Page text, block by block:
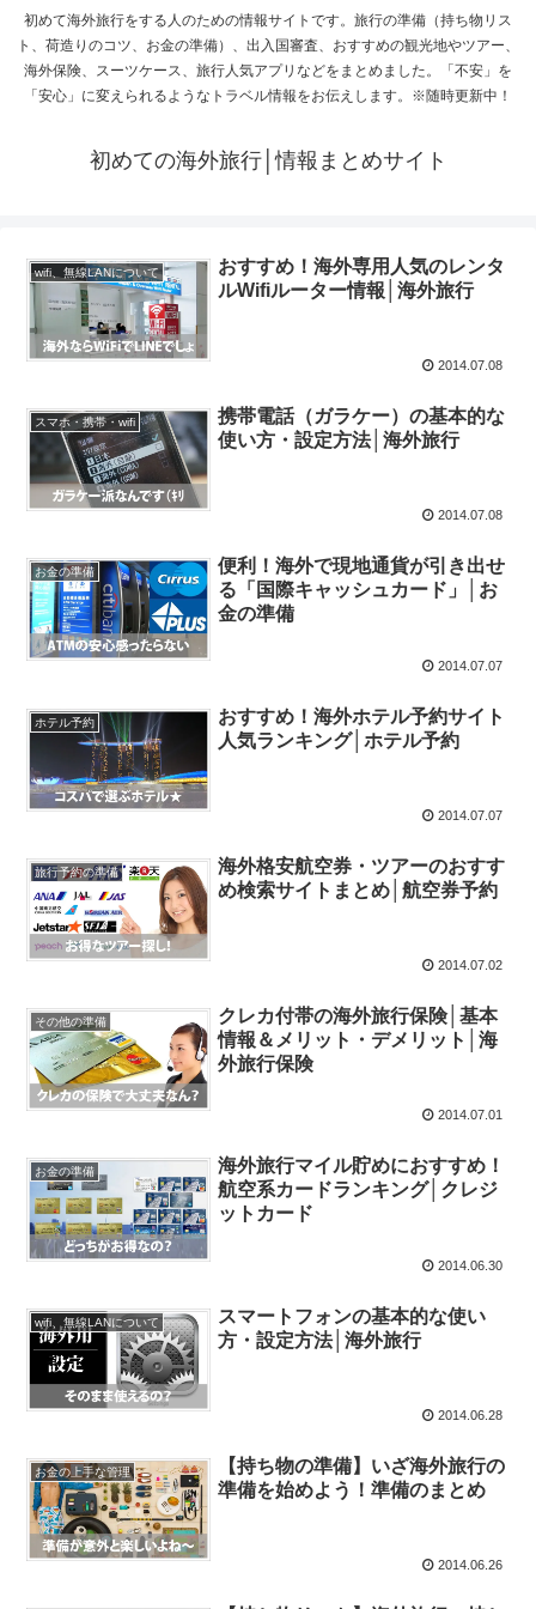
初めて海外旅行をする人のための情報サイトです。旅行の準備（持ち物リス
ト、荷造りのコツ、お金の準備）、出入国審査、おすすめの観光地やツアー、
海外保険、スーツケース、旅行人気アプリなどをまとめました。「不安」を
「安心」に変えられるようなトラベル情報をお伝えします。※随時更新中！
初めての海外旅行│情報まとめサイト
wifi、無線LANについて
おすすめ！海外専用人気のレンタ
ルWifiルーター情報│海外旅行
2014.07.08
スマホ・携帯・wifi
携帯電話（ガラケー）の基本的な
使い方・設定方法│海外旅行
2014.07.08
お金の準備
便利！海外で現地通貨が引き出せ
る「国際キャッシュカード」│お
金の準備
2014.07.07
ホテル予約
おすすめ！海外ホテル予約サイト
人気ランキング│ホテル予約
2014.07.07
旅行予約の準備
海外格安航空券・ツアーのおすす
め検索サイトまとめ│航空券予約
2014.07.02
その他の準備
クレカ付帯の海外旅行保険│基本
情報＆メリット・デメリット│海
外旅行保険
2014.07.01
お金の準備
海外旅行マイル貯めにおすすめ！
航空系カードランキング│クレジ
ットカード
2014.06.30
wifi、無線LANについて
スマートフォンの基本的な使い
方・設定方法│海外旅行
2014.06.28
お金の上手な管理
【持ち物の準備】いざ海外旅行の
準備を始めよう！準備のまとめ
2014.06.26